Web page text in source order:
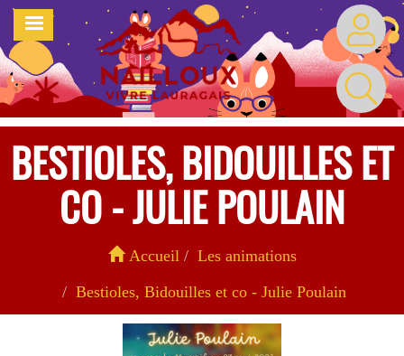
Aller
contenu
principal
MENU
BESTIOLES, BIDOUILLES ET
CO - JULIE POULAIN
Accueil
Les animations
Bestioles, Bidouilles et co - Julie Poulain